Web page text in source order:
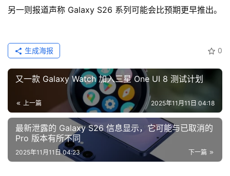
另一则报道声称 Galaxy S26 系列可能会比预期更早推出。
0
生成海报
又一款 Galaxy Watch 加入三星 One UI 8 测试计划
上一篇 2025年11月11日 04:18
最新泄露的 Galaxy S26 信息显示，它可能与已取消的
Pro 版本有所不同
下一篇
2025年11月11日 04:23